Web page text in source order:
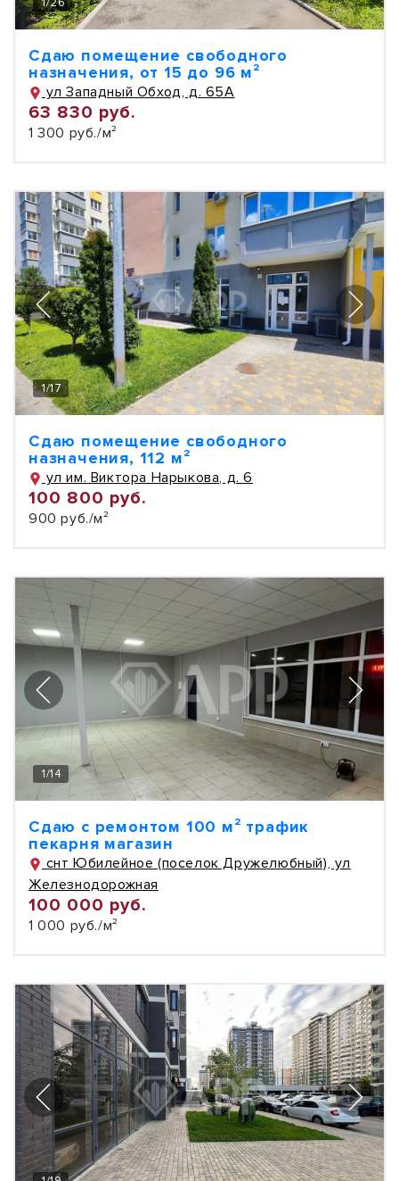
Сдаю помещение свободного
назначения, от 15 до 96 м²
ул Западный Обход, д. 65А
63 830 руб.
1 300 руб./м²
1/17
Сдаю помещение свободного
назначения, 112 м²
ул им. Виктора Нарыкова, д. 6
100 800 руб.
900 руб./м²
1/14
Сдаю с ремонтом 100 м² трафик
пекарня магазин
снт Юбилейное (поселок Дружелюбный), ул
Железнодорожная
100 000 руб.
1 000 руб./м²